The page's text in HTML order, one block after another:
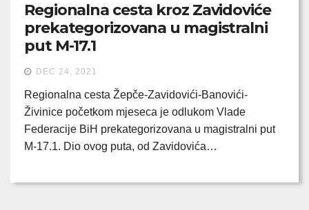
Regionalna cesta kroz Zavidoviće
prekategorizovana u magistralni
put M-17.1
DEC 24, 2021
Regionalna cesta Žepče-Zavidovići-Banovići-
Živinice početkom mjeseca je odlukom Vlade
Federacije BiH prekategorizovana u magistralni put
M-17.1. Dio ovog puta, od Zavidovića…